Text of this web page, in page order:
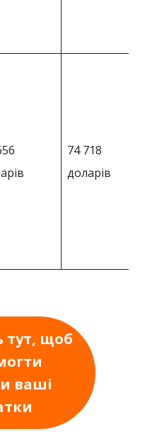
74 718
доларів
тут, щоб
ваші